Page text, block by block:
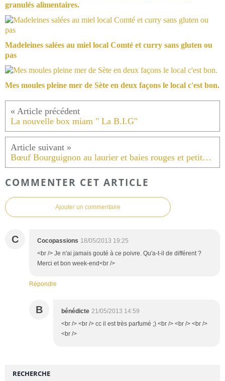
granulés alimentaires.
Madeleines salées au miel local Comté et curry sans gluten ou
pas
Mes moules pleine mer de Sète en deux façons le local c'est bon.
La nouvelle box miam " La B.I.G"
Bœuf Bourguignon au laurier et baies rouges et petites carottes.
COMMENTER CET ARTICLE
Ajouter un commentaire
C Cocopassions 18/05/2013 19:25
<br /> Je n'ai jamais gouté à ce poivre. Qu'a-t-il de différent ?
Merci et bon week-end<br />
Répondre
B bénédicte 21/05/2013 14:59
<br /> <br /> cc il est très parfumé ;) <br /> <br /> <br />
<br />
RECHERCHE